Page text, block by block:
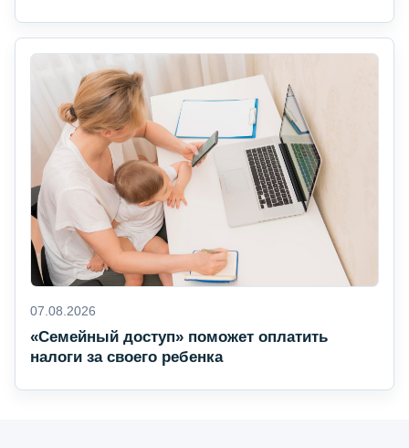
07.08.2026
«Семейный доступ» поможет оплатить
налоги за своего ребенка